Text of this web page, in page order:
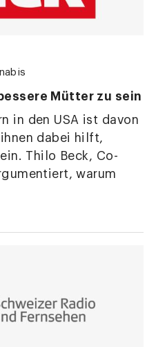
Mütter zu sein
in den USA ist davon
dabei hilft,
Thilo Beck, Co-
warum